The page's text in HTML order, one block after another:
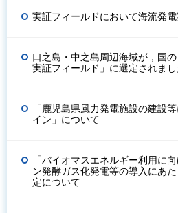
実証フィールドにおいて海流発
口之島・中之島周辺海域が，国
実証フィールド」に選定されまし
「鹿児島県風力発電施設の建設
イン」について
「バイオマスエネルギー利用に
ン発酵ガス化発電等の導入にあ
定について